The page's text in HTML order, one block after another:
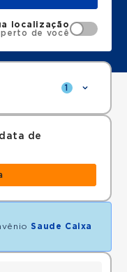
localização
perto de você
1
de
Saude Caixa